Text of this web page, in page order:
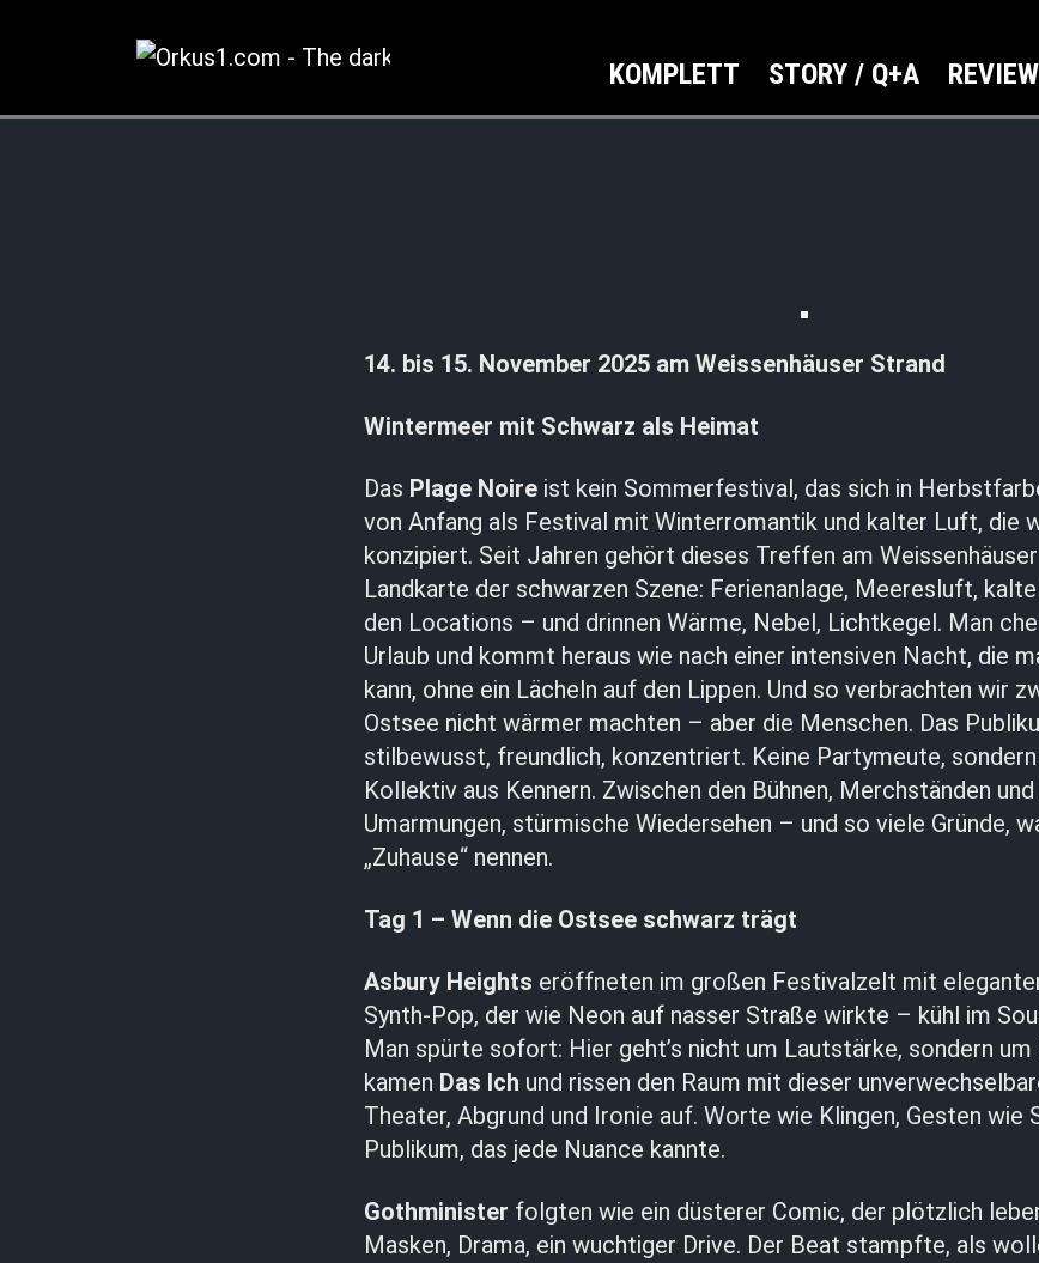
KOMPLETT STORY / Q+A REVIEW
14. bis 15. November 2025 am Weissenhäuser Strand
Wintermeer mit Schwarz als Heimat
Das Plage Noire ist kein Sommerfestival, das sich in
von Anfang als Festival mit Winterromantik und kalter Luft, die
konzipiert. Seit Jahren gehört dieses Treffen am
Landkarte der schwarzen Szene: Ferienanlage, Meeresluft,
den Locations – und drinnen Wärme, Nebel, Lichtkegel. Man
Urlaub und kommt heraus wie nach einer intensiven Nacht, die
kann, ohne ein Lächeln auf den Lippen. Und so verbrachten wir
Ostsee nicht wärmer machten – aber die Menschen. Das
stilbewusst, freundlich, konzentriert. Keine Partymeute,
Kollektiv aus Kennern. Zwischen den Bühnen, Merchständen
Umarmungen, stürmische Wiedersehen – und so viele Gründe,
„Zuhause“ nennen.
Tag 1 – Wenn die Ostsee schwarz trägt
Asbury Heights eröffneten im großen Festivalzelt mit
Synth-Pop, der wie Neon auf nasser Straße wirkte – kühl im
Man spürte sofort: Hier geht’s nicht um Lautstärke, sondern
kamen Das Ich und rissen den Raum mit dieser
Theater, Abgrund und Ironie auf. Worte wie Klingen, Gesten wie
Publikum, das jede Nuance kannte.
Gothminister folgten wie ein düsterer Comic, der plötzlich
Masken, Drama, ein wuchtiger Drive. Der Beat stampfte, als